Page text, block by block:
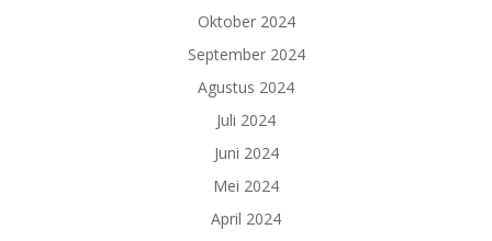
Oktober 2024
September 2024
Agustus 2024
Juli 2024
Juni 2024
Mei 2024
April 2024